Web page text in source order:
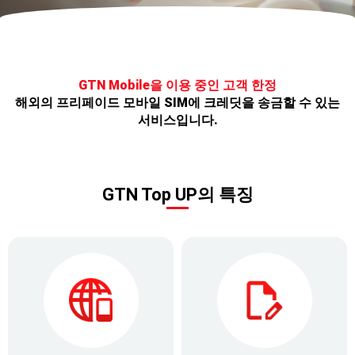
GTN Mobile을 이용 중인 고객 한정
해외의 프리페이드 모바일 SIM에 크레딧을 송금할 수 있는
서비스입니다.
GTN Top UP의 특징